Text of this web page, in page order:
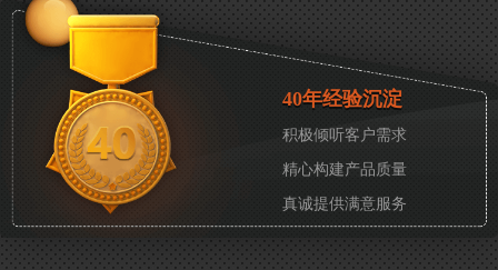
40年经验沉淀
积极倾听客户需求
精心构建产品质量
真诚提供满意服务